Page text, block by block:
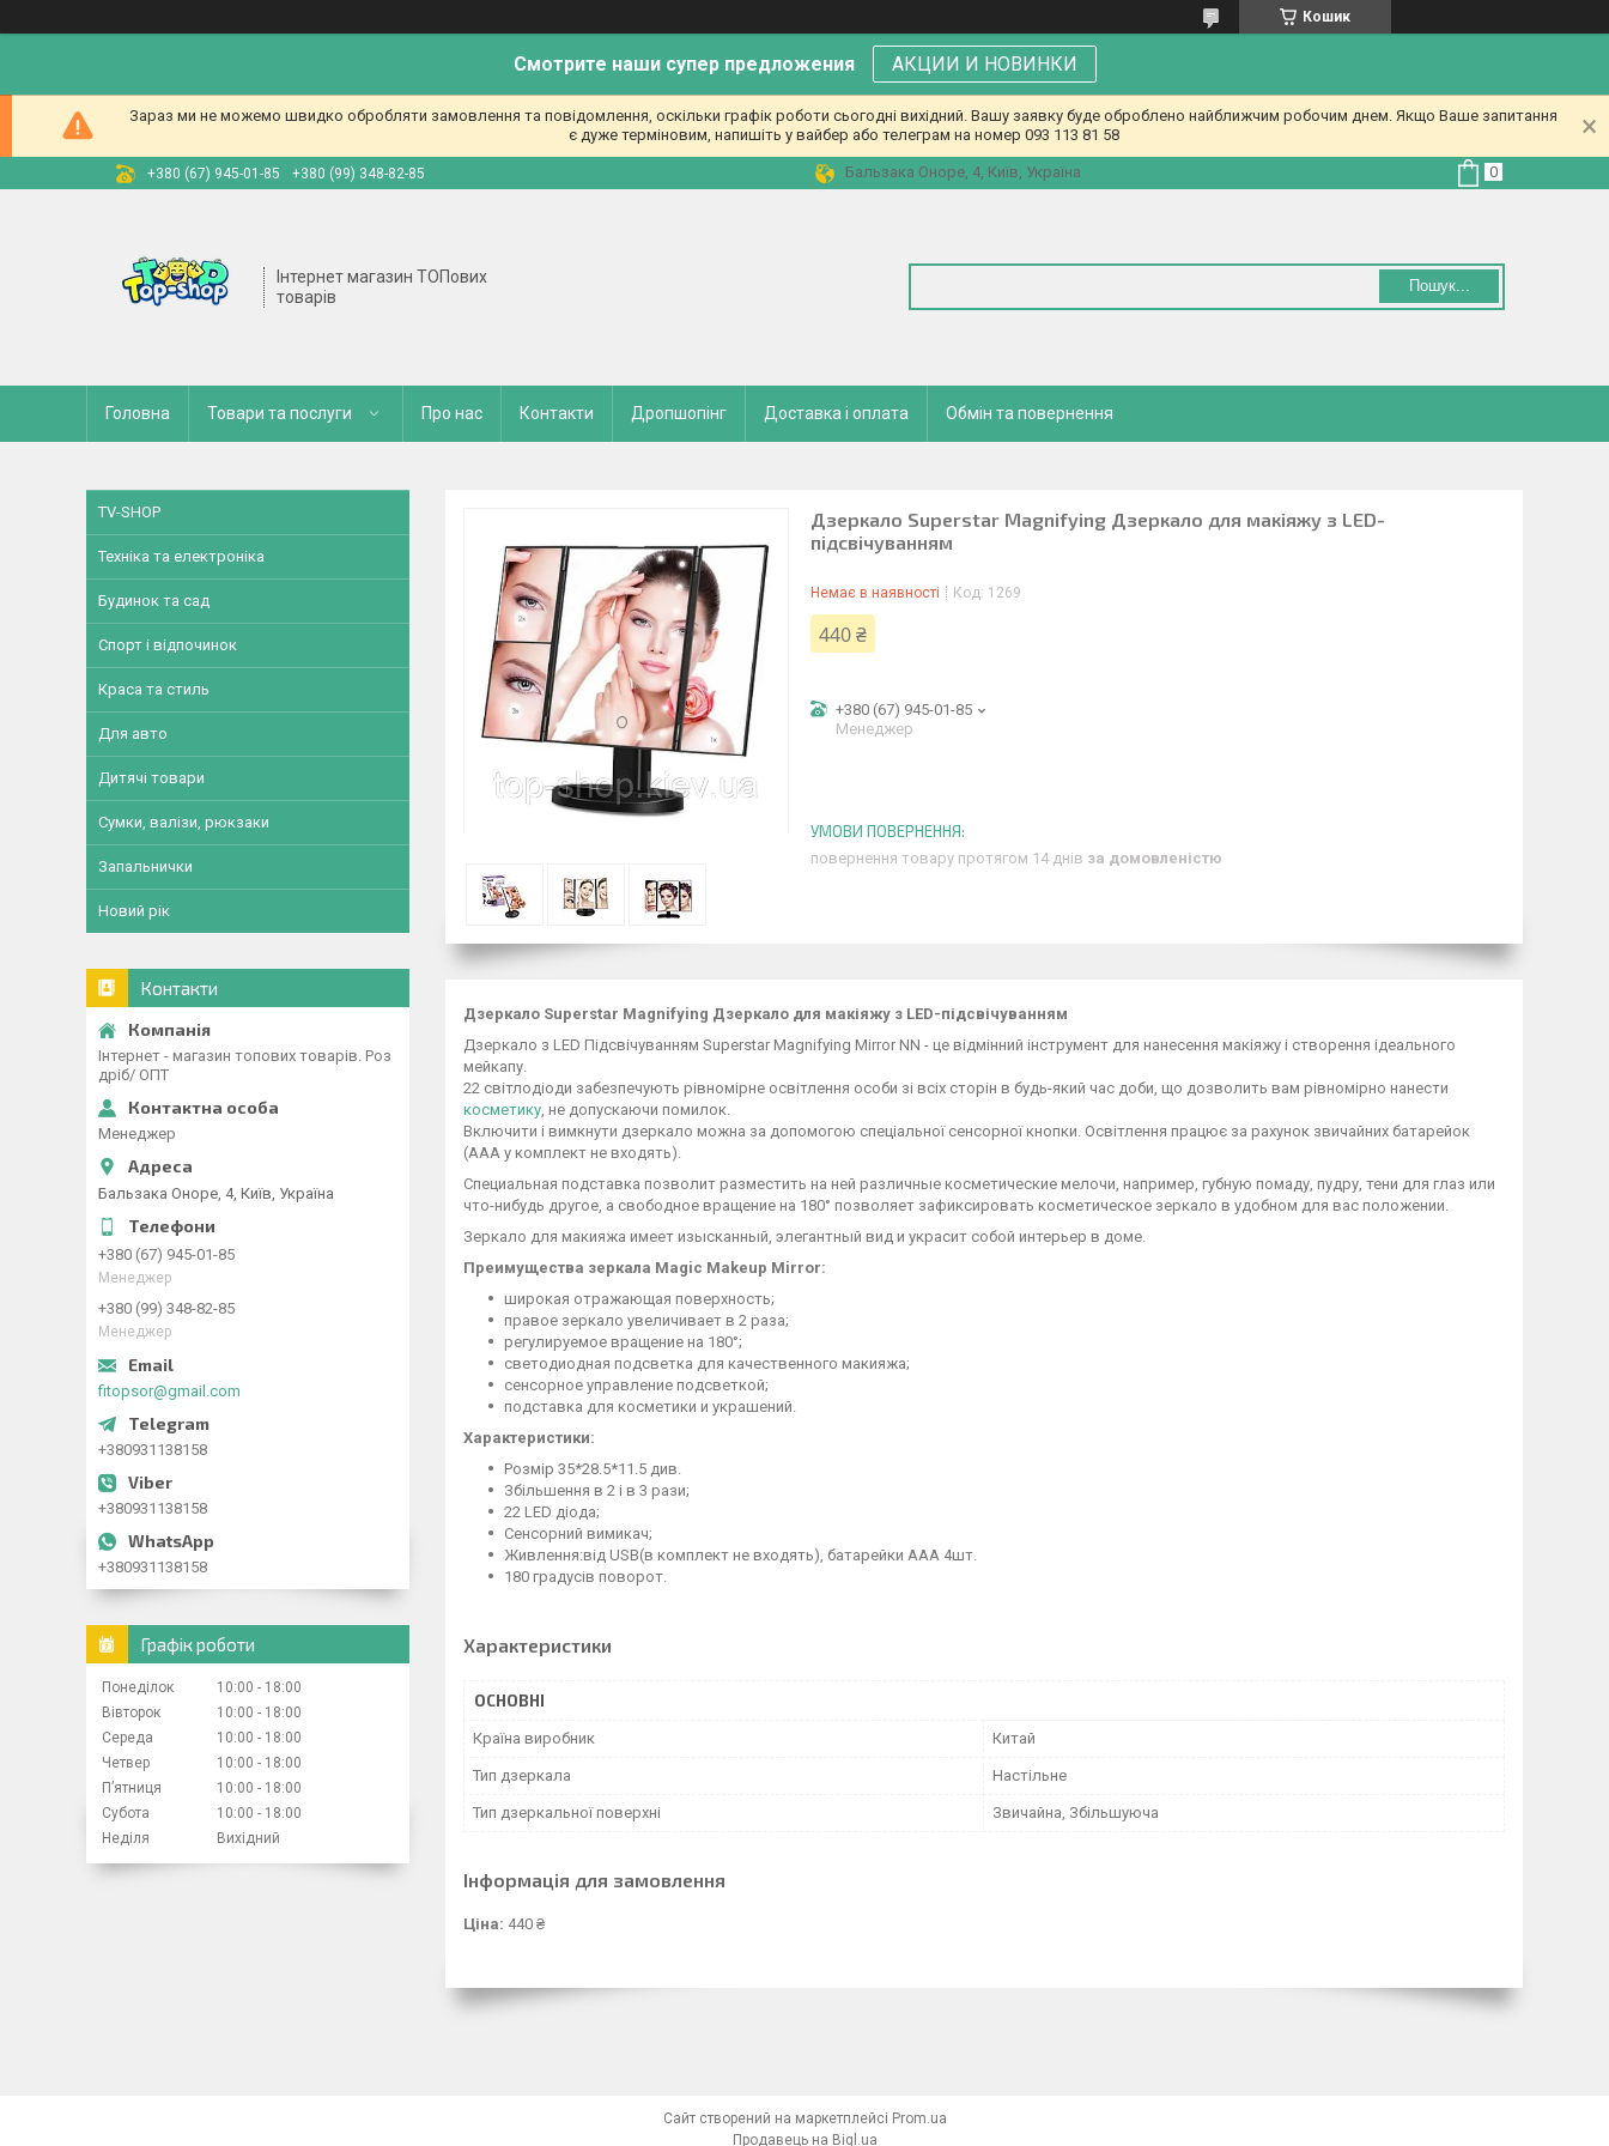
Кошик
Смотрите наши супер предложения АКЦИИ И НОВИНКИ
Зараз ми не можемо швидко обробляти замовлення та повідомлення, оскільки графік роботи сьогодні вихідний. Вашу заявку буде оброблено найближчим робочим днем. Якщо Ваше запитання
є дуже терміновим, напишіть у вайбер або телеграм на номер 093 113 81 58
+380 (67) 945-01-85 +380 (99) 348-82-85 Бальзака Оноре, 4, Київ, Україна
Інтернет магазин ТОПових
товарів
Пошук...
Головна Товари та послуги Про нас Контакти Дропшопінг Доставка і оплата Обмін та повернення
Дзеркало Superstar Magnifying Дзеркало для макіяжу з LED-
підсвічуванням
Немає в наявності Код: 1269
440 ₴
+380 (67) 945-01-85
Менеджер
повернення товару протягом 14 днів за домовленістю
Дзеркало Superstar Magnifying Дзеркало для макіяжу з LED-підсвічуванням
Дзеркало з LED Підсвічуванням Superstar Magnifying Mirror NN - це відмінний інструмент для нанесення макіяжу і створення ідеального
мейкапу.
22 світлодіоди забезпечують рівномірне освітлення особи зі всіх сторін в будь-який час доби, що дозволить вам рівномірно нанести
косметику, не допускаючи помилок.
Включити і вимкнути дзеркало можна за допомогою спеціальної сенсорної кнопки. Освітлення працює за рахунок звичайних батарейок
(AAA у комплект не входять).
Специальная подставка позволит разместить на ней различные косметические мелочи, например, губную помаду, пудру, тени для глаз или
что-нибудь другое, а свободное вращение на 180° позволяет зафиксировать косметическое зеркало в удобном для вас положении.
Зеркало для макияжа имеет изысканный, элегантный вид и украсит собой интерьер в доме.
Преимущества зеркала Magic Makeup Mirror:
широкая отражающая поверхность;
правое зеркало увеличивает в 2 раза;
регулируемое вращение на 180°;
светодиодная подсветка для качественного макияжа;
сенсорное управление подсветкой;
подставка для косметики и украшений.
Характеристики:
Розмір 35*28.5*11.5 див.
Збільшення в 2 і в 3 рази;
22 LED діода;
Сенсорний вимикач;
Живлення:від USB(в комплект не входять), батарейки ААА 4шт.
180 градусів поворот.
Характеристики
ОСНОВНІ
Країна виробник Китай
Тип дзеркала Настільне
Тип дзеркальної поверхні Звичайна, Збільшуюча
Інформація для замовлення
Ціна: 440 ₴
TV-SHOP
Техніка та електроніка
Будинок та сад
Спорт і відпочинок
Краса та стиль
Для авто
Дитячі товари
Сумки, валізи, рюкзаки
Запальнички
Новий рік
Контакти
Інтернет - магазин топових товарів. Роз
дріб/ ОПТ
Менеджер
Бальзака Оноре, 4, Київ, Україна
+380 (67) 945-01-85
Менеджер
+380 (99) 348-82-85
Менеджер
fitopsor@gmail.com
+380931138158
+380931138158
+380931138158
Графік роботи
Понеділок 10:00
18:00
Вівторок
10:00
18:00
Середа
10:00
18:00
Четвер
10:00
18:00
Пʼятниця
10:00
18:00
Субота
10:00
18:00
Неділя
Вихідний
Сайт створений на маркетплейсі Prom.ua
Продавець на Bigl.ua